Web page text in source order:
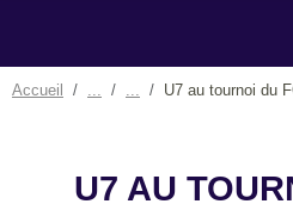
Accueil U7 au tournoi du
U7 AU